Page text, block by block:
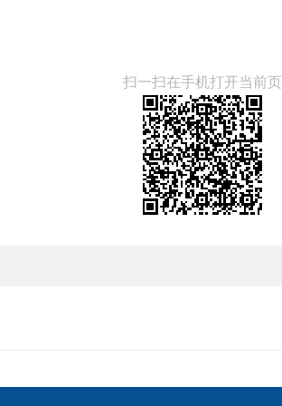
扫一扫在手机打开当前页